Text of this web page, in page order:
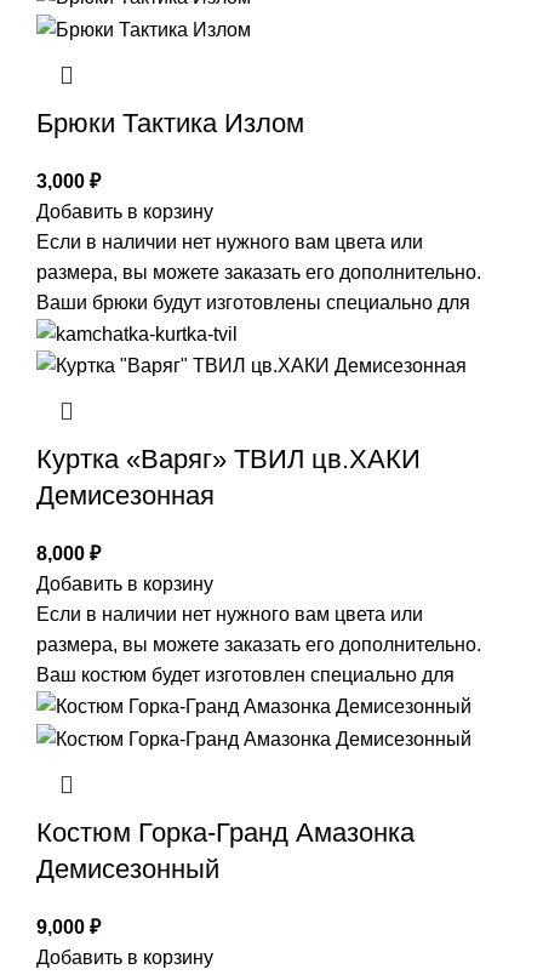
Брюки Тактика Излом
3,000 ₽
Добавить в корзину
Если в наличии нет нужного вам цвета или
размера, вы можете заказать его дополнительно.
Ваши брюки будут изготовлены специально для
Куртка «Варяг» ТВИЛ цв.ХАКИ
Демисезонная
8,000 ₽
Добавить в корзину
Если в наличии нет нужного вам цвета или
размера, вы можете заказать его дополнительно.
Ваш костюм будет изготовлен специально для
Костюм Горка-Гранд Амазонка
Демисезонный
9,000 ₽
Добавить в корзину